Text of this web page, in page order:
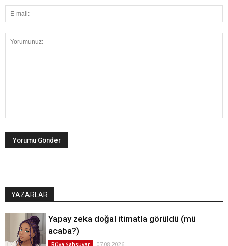
YAZARLAR
Yapay zeka doğal itimatla görüldü (mü
acaba?)
Rüya Şahsuvar 07.08.2026